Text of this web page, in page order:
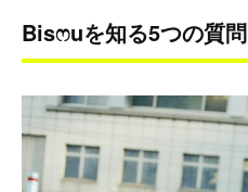
Bisෆ‪uを知る5つの質問